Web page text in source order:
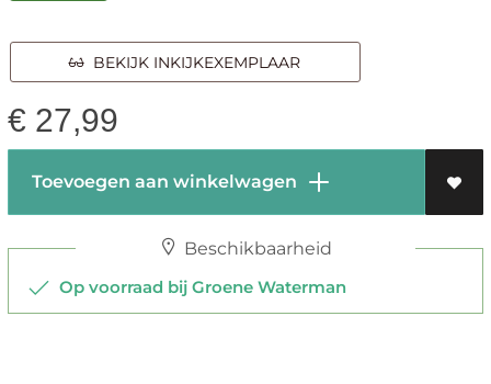
BEKIJK INKIJKEXEMPLAAR
€ 27,99
Toevoegen aan winkelwagen
Beschikbaarheid
Op voorraad bij Groene Waterman